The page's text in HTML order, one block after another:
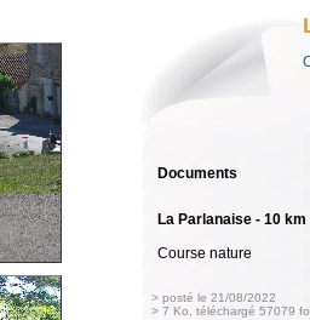
Documents
La Parlanaise - 10 km
Course nature
> posté le 21/08/2022
> 7 Ko, téléchargé 57079